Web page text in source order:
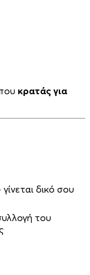
κρατάς για
δικό σου
του